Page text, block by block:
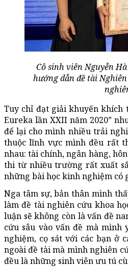
Cô sinh viên Nguyễn
hướng dẫn đề tài
Tuy chỉ đạt giải khuyến khích
Eureka lần XXII năm 2020”
để lại cho mình nhiều trải
thuộc lĩnh vực mình đều rất
nhau: tài chính, ngân hàng,
thi từ nhiều trường rất xuất
những bài học kinh nghiệm có
Nga tâm sự, bản thân mình
làm đề tài nghiên cứu khoa
luận sẽ không còn là vấn đề
cứu sâu vào vấn đề mà
nghiệm, cọ sát với các bạn ở
ngoài đề tài mà mình nghiên
đều là những sinh viên ưu tú